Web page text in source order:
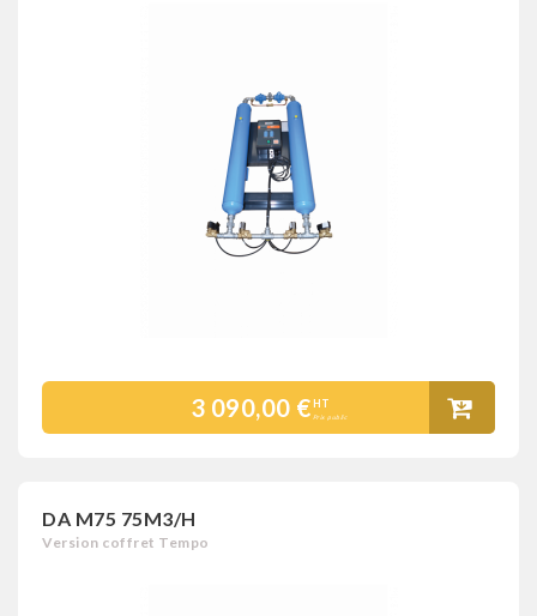
3 090,00 €HT
Prix public
DA M75 75M3/H
Version coffret Tempo